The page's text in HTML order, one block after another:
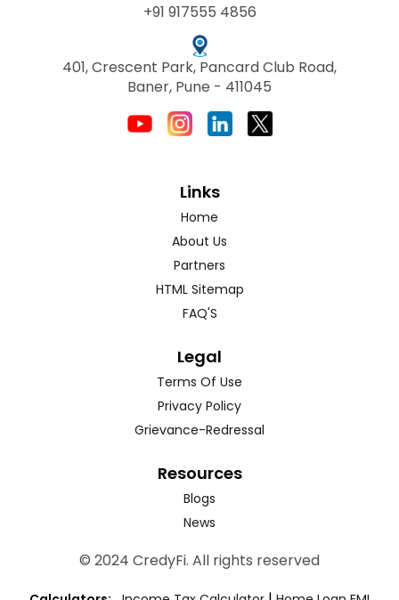
+91 917555 4856
401, Crescent Park, Pancard Club Road,
Baner, Pune - 411045
Links
Home
About Us
Partners
HTML Sitemap
FAQ'S
Legal
Terms Of Use
Privacy Policy
Grievance-Redressal
Resources
Blogs
News
© 2024 CredyFi. All rights reserved